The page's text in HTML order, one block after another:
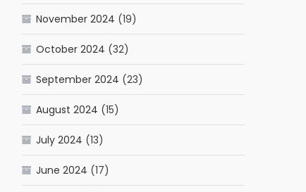
November 2024 (19)
October 2024 (32)
September 2024 (23)
August 2024 (15)
July 2024 (13)
June 2024 (17)